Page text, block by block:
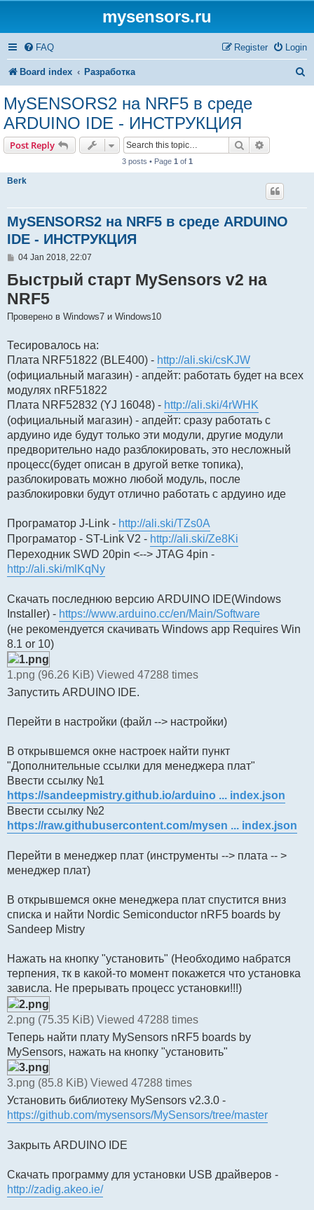
mysensors.ru
FAQ Login
Register
Board index Разработка
h
MySENSORS2 на NRF5 в среде
ARDUINO IDE - ИНСТРУКЦИЯ
Post Reply Search
3 posts • Page 1 of 1
Berk
MySENSORS2 на NRF5 в среде ARDUINO
IDE - ИНСТРУКЦИЯ
P
s
t
04 Jan 2018, 22:07
Быстрый старт MySensors v2 на
NRF5
Проверено в Windows7 и Windows10
Тесировалось на:
Плата NRF51822 (BLE400) - http://ali.ski/csKJW
(официальный магазин) - апдейт: работать будет на всех
модулях nRF51822
Плата NRF52832 (YJ 16048) - http://ali.ski/4rWHK
(официальный магазин) - апдейт: сразу работать с
ардуино иде будут только эти модули, другие модули
предворительно надо разблокировать, это несложный
процесс(будет описан в другой ветке топика),
разблокировать можно любой модуль, после
разблокировки будут отлично работать с ардуино иде
Програматор J-Link - http://ali.ski/TZs0A
Програматор - ST-Link V2 - http://ali.ski/Ze8Ki
Переходник SWD 20pin <--> JTAG 4pin -
http://ali.ski/mlKqNy
Скачать последнюю версию ARDUINO IDE(Windows
Installer) - https://www.arduino.cc/en/Main/Software
(не рекомендуется скачивать Windows app Requires Win
8.1 or 10)
1.png (96.26 KiB) Viewed 47288 times
Запустить ARDUINO IDE.
Перейти в настройки (файл --> настройки)
В открывшемся окне настроек найти пункт
"Дополнительные ссылки для менеджера плат"
Ввести ссылку №1
https://sandeepmistry.github.io/arduino ... index.json
Ввести ссылку №2
https://raw.githubusercontent.com/mysen ... index.json
Перейти в менеджер плат (инструменты --> плата -- >
менеджер плат)
В открывшемся окне менеджера плат спустится вниз
списка и найти Nordic Semiconductor nRF5 boards by
Sandeep Mistry
Нажать на кнопку "установить" (Необходимо набратся
терпения, тк в какой-то момент покажется что установка
зависла. Не прерывать процесс установки!!!)
2.png (75.35 KiB) Viewed 47288 times
Теперь найти плату MySensors nRF5 boards by
MySensors, нажать на кнопку "установить"
3.png (85.8 KiB) Viewed 47288 times
Установить библиотеку MySensors v2.3.0 -
https://github.com/mysensors/MySensors/tree/master
Закрыть ARDUINO IDE
Скачать программу для установки USB драйверов -
http://zadig.akeo.ie/